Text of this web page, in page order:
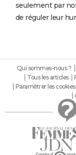
seulement par
de réguler leur
Qui sommes-nous ?
Tous les articles
Paramétrer les cookies